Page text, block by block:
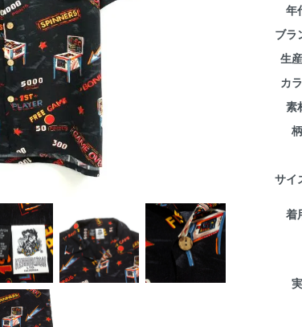
年
ブラ
生
カ
素
柄
サイ
着